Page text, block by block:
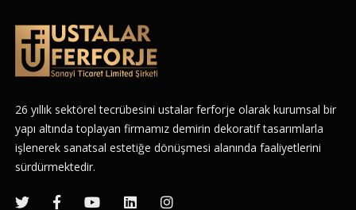
26 yıllık sektörel tecrübesini ustalar ferforje olarak kurumsal bir
yapı altında toplayan firmamız demirin dekoratif tasarımlarla
işlenerek sanatsal estetiğe dönüşmesi alanında faaliyetlerini
sürdürmektedir.